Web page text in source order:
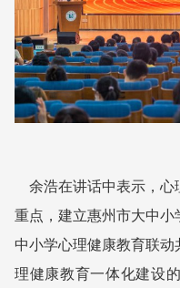
余浩在讲话中表示，心
重点，建立惠州市大中
中小学心理健康教育联
理健康教育一体化建设